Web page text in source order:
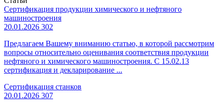
Сертификация продукции химического и нефтяного
машиностроения
20.01.2026 302
Предлагаем Вашему вниманию статью, в которой рассмотрим
вопросы относительно оценивания соответствия продукции
нефтяного и химического машиностроения. С 15.02.13
сертификация и декларирование ...
Сертификация станков
20.01.2026 307